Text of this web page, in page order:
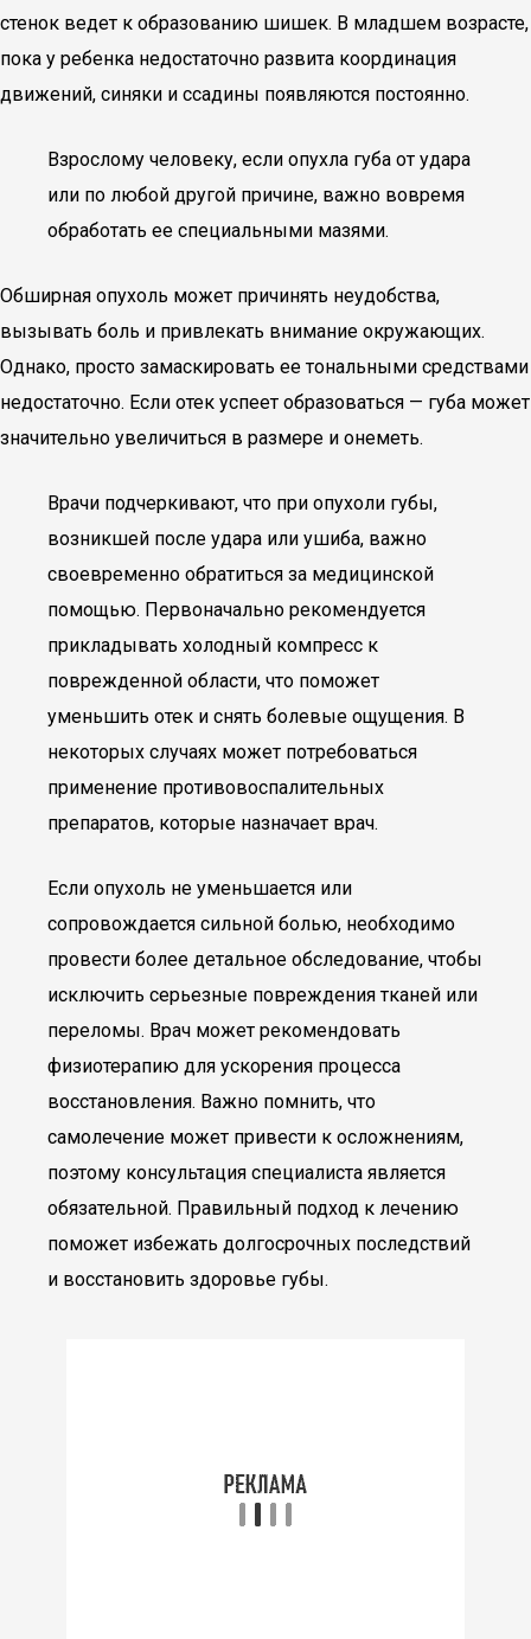
стенок ведет к образованию шишек. В младшем возрасте,
пока у ребенка недостаточно развита координация
движений, синяки и ссадины появляются постоянно.
Взрослому человеку, если опухла губа от удара
или по любой другой причине, важно вовремя
обработать ее специальными мазями.
Обширная опухоль может причинять неудобства,
вызывать боль и привлекать внимание окружающих.
Однако, просто замаскировать ее тональными средствами
недостаточно. Если отек успеет образоваться — губа может
значительно увеличиться в размере и онеметь.
Врачи подчеркивают, что при опухоли губы,
возникшей после удара или ушиба, важно
своевременно обратиться за медицинской
помощью. Первоначально рекомендуется
прикладывать холодный компресс к
поврежденной области, что поможет
уменьшить отек и снять болевые ощущения. В
некоторых случаях может потребоваться
применение противовоспалительных
препаратов, которые назначает врач.
Если опухоль не уменьшается или
сопровождается сильной болью, необходимо
провести более детальное обследование, чтобы
исключить серьезные повреждения тканей или
переломы. Врач может рекомендовать
физиотерапию для ускорения процесса
восстановления. Важно помнить, что
самолечение может привести к осложнениям,
поэтому консультация специалиста является
обязательной. Правильный подход к лечению
поможет избежать долгосрочных последствий
и восстановить здоровье губы.